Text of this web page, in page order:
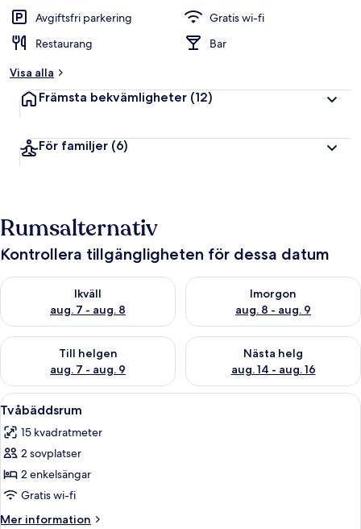
Avgiftsfri parkering
Gratis wi-fi
Restaurang
Bar
Visa alla
Främsta bekvämligheter (12)
För familjer (6)
Rumsalternativ
Kontrollera tillgängligheten för dessa datum
Ikväll
aug. 7 - aug. 8
Kontrollera tillgängligheten för ikväll aug. 7 - aug. 8
Imorgon
aug. 8 - aug. 9
Kontrollera tillgängligheten
Till helgen
aug. 7 - aug. 9
Kontrollera tillgängligheten för den här helgen aug. 7 - aug. 9
Nästa helg
aug. 14 - aug. 16
Kontrollera tillgängligheten
Öppna
alla
foton
för
Tvåbäddsrum
Ett hotellrum med två sängar, ett
11
Tvåbäddsrum
15 kvadratmeter
2 sovplatser
2 enkelsängar
Gratis wi-fi
Mer information
Mer